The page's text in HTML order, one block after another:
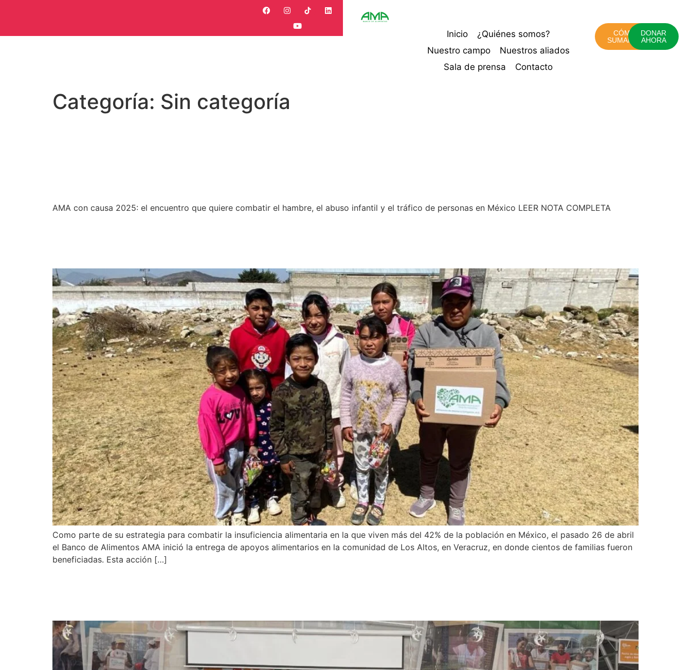
Inicio
¿Quiénes somos?
Nuestro campo
Nuestros aliados
Sala de prensa
Contacto
CÓMO
SUMARTE
DONAR
AHORA
Categoría: Sin categoría
AMA con causa 2025: el encuentro que quiere combatir el hambre, el abuso infantil y el tráfico de personas en México LEER NOTA COMPLETA
Como parte de su estrategia para combatir la insuficiencia alimentaria en la que viven más del 42% de la población en México, el pasado 26 de abril
el Banco de Alimentos AMA inició la entrega de apoyos alimentarios en la comunidad de Los Altos, en Veracruz, en donde cientos de familias fueron
beneficiadas. Esta acción […]